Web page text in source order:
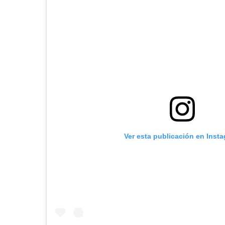
Ver esta publicación en